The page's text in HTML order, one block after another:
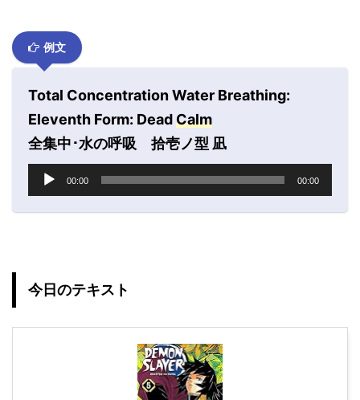
例文
Total Concentration Water Breathing:
Eleventh Form: DeadCalm
全集中･水の呼吸 拾壱ノ型 凪
00:00 00:00
今日のテキスト